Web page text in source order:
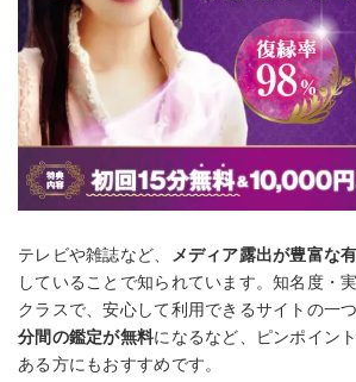
テレビや雑誌など、
メディア露出が豊富な
していることで知られています。知名度・
クラスで、安心して利用できるサイトの一
分間の鑑定が無料になるなど、ピンポイン
ある方にもおすすめです。